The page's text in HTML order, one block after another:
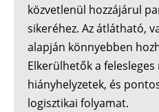
közvetlenül hozzájárul
sikeréhez. Az átlátható,
alapján könnyebben
Elkerülhetők a
hiányhelyzetek, és
logisztikai folyamat.